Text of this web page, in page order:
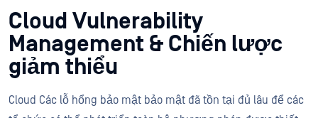
Cloud Vulnerability
Management & Chiến lược
giảm thiểu
Cloud Các lỗ hổng bảo mật bảo mật đã tồn tại đủ lâu để các